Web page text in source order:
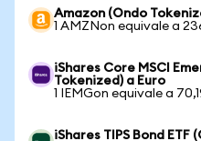
Amazon (Ondo
1 AMZNon equivale a
iShares Core MSCI
Tokenized) a Euro
1 IEMGon equivale a
iShares TIPS Bond ETF